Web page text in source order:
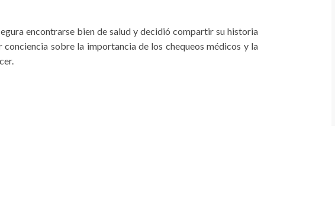
encontrarse bien de salud y decidió compartir su historia
conciencia sobre la importancia de los chequeos médicos y la